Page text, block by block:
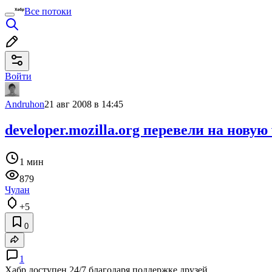
Все потоки
Войти
Andruhon21 авг 2008 в 14:45
developer.mozilla.org перевели на
1 мин
879
Чулан
+5
0
1
Хабр доступен 24/7 благодаря поддержке друзей